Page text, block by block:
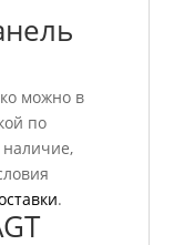
можно в
по
наличие,
.